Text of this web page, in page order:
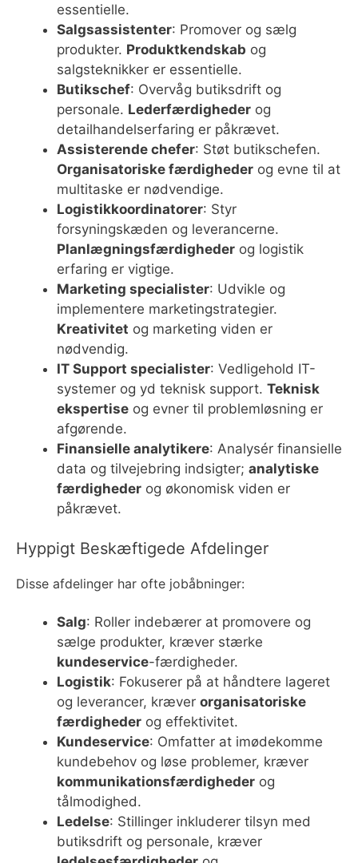
essentielle.
Salgsassistenter: Promover og sælg
produkter. Produktkendskab og
salgsteknikker er essentielle.
Butikschef: Overvåg butiksdrift og
personale. Lederfærdigheder og
detailhandelserfaring er påkrævet.
Assisterende chefer: Støt butikschefen.
Organisatoriske færdigheder og evne til at
multitaske er nødvendige.
Logistikkoordinatorer: Styr
forsyningskæden og leverancerne.
Planlægningsfærdigheder og logistik
erfaring er vigtige.
Marketing specialister: Udvikle og
implementere marketingstrategier.
Kreativitet og marketing viden er
nødvendig.
IT Support specialister: Vedligehold IT-
systemer og yd teknisk support. Teknisk
ekspertise og evner til problemløsning er
afgørende.
Finansielle analytikere: Analysér finansielle
data og tilvejebring indsigter; analytiske
færdigheder og økonomisk viden er
påkrævet.
Hyppigt Beskæftigede Afdelinger
Disse afdelinger har ofte jobåbninger:
Salg: Roller indebærer at promovere og
sælge produkter, kræver stærke
kundeservice-færdigheder.
Logistik: Fokuserer på at håndtere lageret
og leverancer, kræver organisatoriske
færdigheder og effektivitet.
Kundeservice: Omfatter at imødekomme
kundebehov og løse problemer, kræver
kommunikationsfærdigheder og
tålmodighed.
Ledelse: Stillinger inkluderer tilsyn med
butiksdrift og personale, kræver